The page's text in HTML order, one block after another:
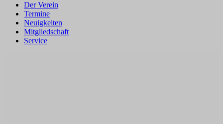
Der Verein
Termine
Neuigkeiten
Mitgliedschaft
Service